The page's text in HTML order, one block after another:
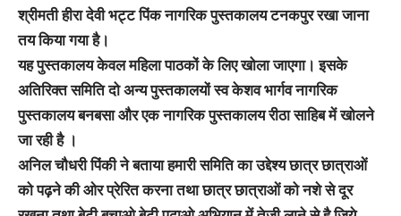
श्रीमती हीरा देवी भट्ट पिंक नागरिक पुस्तकालय टनकपुर रखा जाना
तय किया गया है।
यह पुस्तकालय केवल महिला पाठकों के लिए खोला जाएगा। इसके
अतिरिक्त समिति दो अन्य पुस्तकालयों स्व केशव भार्गव नागरिक
पुस्तकालय बनबसा और एक नागरिक पुस्तकालय रीठा साहिब में खोलने
जा रही है ।
अनिल चौधरी पिंकी ने बताया हमारी समिति का उद्देश्य छात्र छात्राओं
को पढ़ने की ओर प्रेरित करना तथा छात्र छात्राओं को नशे से दूर